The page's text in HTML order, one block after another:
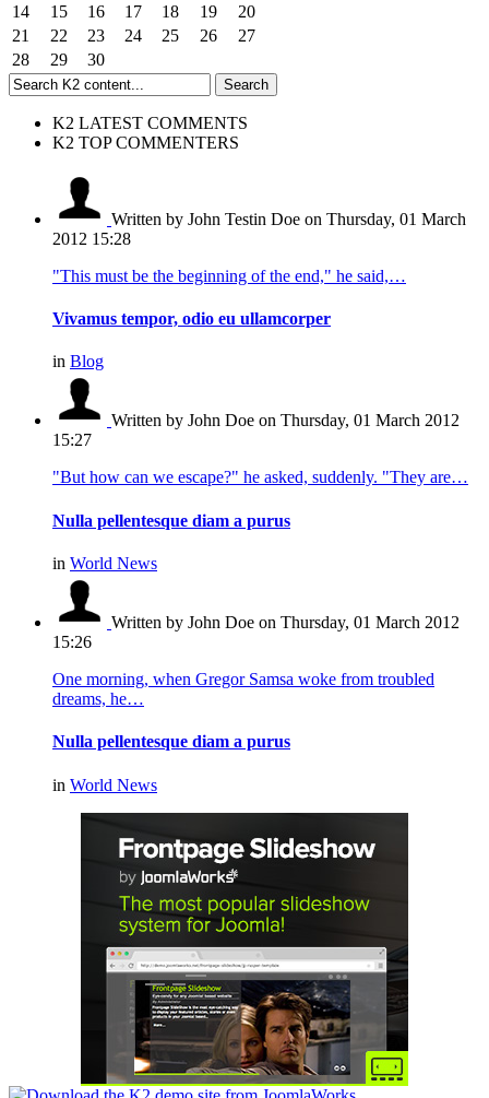
14
15 16 17 18 19
20
21
22 23 24 25 26
27
28
29 30
K2 LATEST COMMENTS
K2 TOP COMMENTERS
Written by John Testin Doe on Thursday, 01 March
2012 15:28
"This must be the beginning of the end," he said,…
Vivamus tempor, odio eu ullamcorper
in Blog
Written by John Doe on Thursday, 01 March 2012
15:27
"But how can we escape?" he asked, suddenly. "They are…
Nulla pellentesque diam a purus
in World News
Written by John Doe on Thursday, 01 March 2012
15:26
One morning, when Gregor Samsa woke from troubled
dreams, he…
Nulla pellentesque diam a purus
in World News